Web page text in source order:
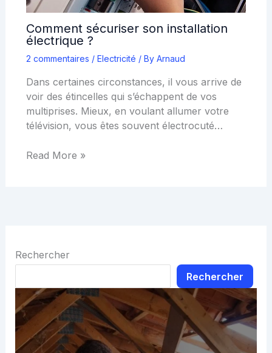
Comment sécuriser son installation
électrique ?
2 commentaires / Electricité / By Arnaud
Dans certaines circonstances, il vous arrive de
voir des étincelles qui s’échappent de vos
multiprises. Mieux, en voulant allumer votre
télévision, vous êtes souvent électrocuté…
Read More »
Rechercher
Rechercher